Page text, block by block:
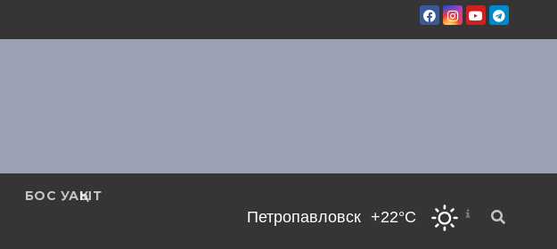
БОС УАҚЫТ
Петропавловск +22°C